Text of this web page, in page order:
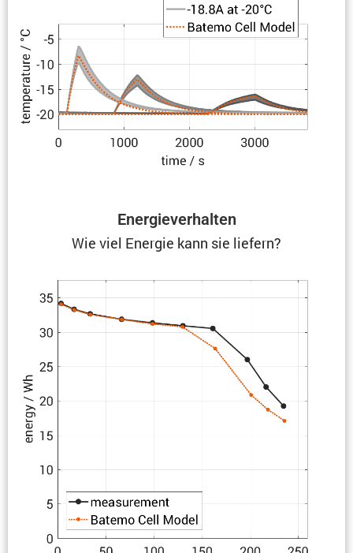
Energie­ver­halten
Wie viel Energie kann sie liefern?